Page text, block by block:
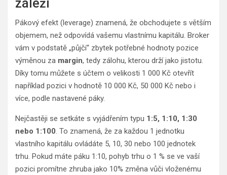
záleží
Pákový efekt (leverage) znamená, že obchodujete s větším
objemem, než odpovídá vašemu vlastnímu kapitálu. Broker
vám v podstatě „půjčí“ zbytek potřebné hodnoty pozice
výměnou za margin, tedy zálohu, kterou drží jako jistotu.
Díky tomu můžete s účtem o velikosti 1 000 Kč otevřít
například pozici v hodnotě 10 000 Kč, 50 000 Kč nebo i
více, podle nastavené páky.
Nejčastěji se setkáte s vyjádřením typu 1:5, 1:10, 1:30
nebo 1:100. To znamená, že za každou 1 jednotku
vlastního kapitálu ovládáte 5, 10, 30 nebo 100 jednotek
trhu. Pokud máte páku 1:10, pohyb trhu o 1 % se ve vaší
pozici promítne zhruba jako 10% změna vůči vloženému